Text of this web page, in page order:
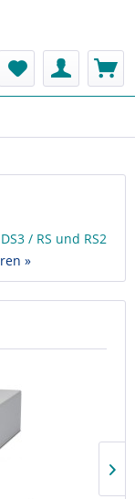
/ RS und RS2
»